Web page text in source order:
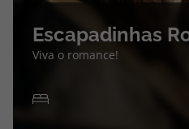
Escapadinhas
Viva o romance!